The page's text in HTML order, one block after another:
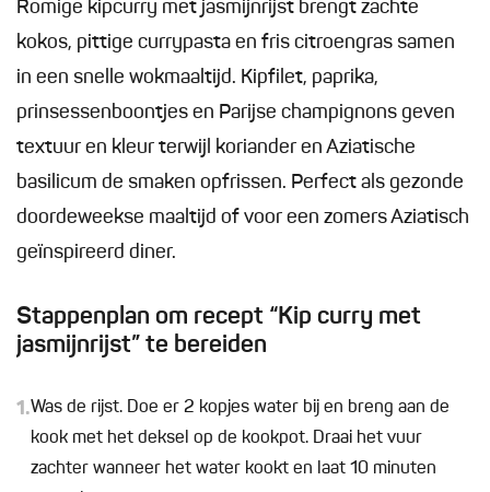
Romige kipcurry met jasmijnrijst brengt zachte
kokos, pittige currypasta en fris citroengras samen
in een snelle wokmaaltijd. Kipfilet, paprika,
prinsessenboontjes en Parijse champignons geven
textuur en kleur terwijl koriander en Aziatische
basilicum de smaken opfrissen. Perfect als gezonde
doordeweekse maaltijd of voor een zomers Aziatisch
geïnspireerd diner.
Stappenplan om recept “Kip curry met
jasmijnrijst” te bereiden
1.Was de rijst. Doe er 2 kopjes water bij en breng aan de
kook met het deksel op de kookpot. Draai het vuur
zachter wanneer het water kookt en laat 10 minuten